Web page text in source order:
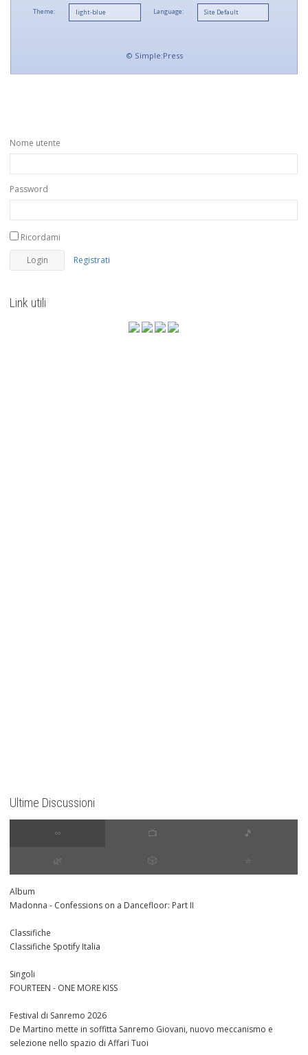
Theme: Language:
© Simple:Press
Nome utente
Password
Ricordami
Registrati
Link utili
Ultime Discussioni
∞ 📺 🎵
🌿 🎲 ⭐️
Album
Madonna - Confessions on a Dancefloor: Part II
Classifiche
Classifiche Spotify Italia
Singoli
FOURTEEN - ONE MORE KISS
Festival di Sanremo 2026
De Martino mette in soffitta Sanremo Giovani, nuovo meccanismo e
selezione nello spazio di Affari Tuoi